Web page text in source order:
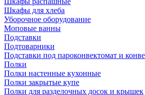
Шкафы для хлеба
Уборочное оборудование
Моповые ванны
Подставки
Подтоварники
Подставки под пароконвектомат и
Полки
Полки настенные кухонные
Полки закрытые купе
Полки для разделочных досок и крышек